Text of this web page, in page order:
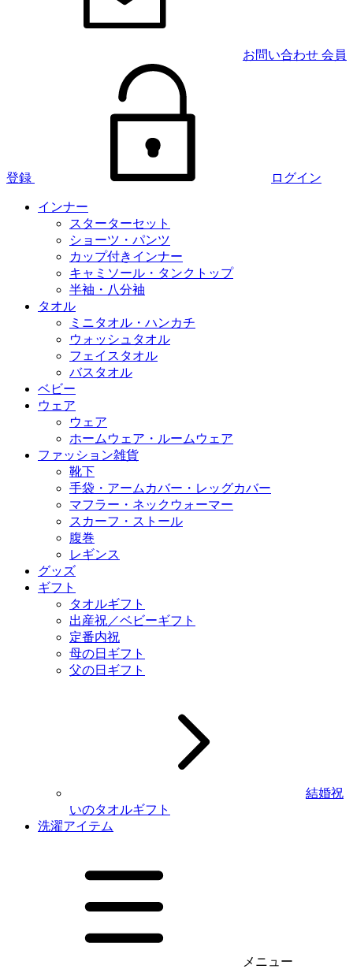
お問い合わせ 会員
登録 ログイン
インナー
スターターセット
ショーツ・パンツ
カップ付きインナー
キャミソール・タンクトップ
半袖・八分袖
タオル
ミニタオル・ハンカチ
ウォッシュタオル
フェイスタオル
バスタオル
ベビー
ウェア
ウェア
ホームウェア・ルームウェア
ファッション雑貨
靴下
手袋・アームカバー・レッグカバー
マフラー・ネックウォーマー
スカーフ・ストール
腹巻
レギンス
グッズ
ギフト
タオルギフト
出産祝／ベビーギフト
定番内祝
母の日ギフト
父の日ギフト
結婚祝
いのタオルギフト
洗濯アイテム
メニュー